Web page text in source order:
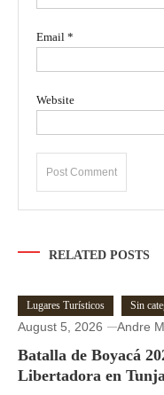
Email *
Website
RELATED POSTS
Lugares Turísticos Sin
August 5, 2026 Andre
Batalla de Boyacá
Libertadora en